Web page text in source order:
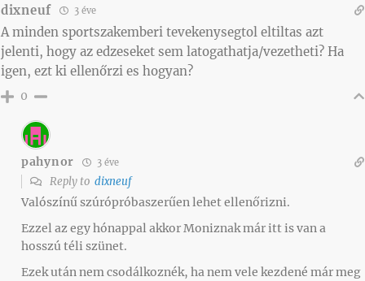
dixneuf 3 éve
A minden sportszakemberi tevekenysegtol eltiltas azt
jelenti, hogy az edzeseket sem latogathatja/vezetheti? Ha
igen, ezt ki ellenőrzi es hogyan?
0
pahynor 3 éve
Reply to dixneuf
Valószínű szúrópróbaszerűen lehet ellenőrizni.
Ezzel az egy hónappal akkor Moniznak már itt is van a
hosszú téli szünet.
Ezek után nem csodálkoznék, ha nem vele kezdené már meg